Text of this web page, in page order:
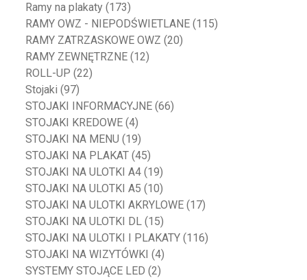
Ramy na plakaty (173)
RAMY OWZ - NIEPODŚWIETLANE (115)
RAMY ZATRZASKOWE OWZ (20)
RAMY ZEWNĘTRZNE (12)
ROLL-UP (22)
Stojaki (97)
STOJAKI INFORMACYJNE (66)
STOJAKI KREDOWE (4)
STOJAKI NA MENU (19)
STOJAKI NA PLAKAT (45)
STOJAKI NA ULOTKI A4 (19)
STOJAKI NA ULOTKI A5 (10)
STOJAKI NA ULOTKI AKRYLOWE (17)
STOJAKI NA ULOTKI DL (15)
STOJAKI NA ULOTKI I PLAKATY (116)
STOJAKI NA WIZYTÓWKI (4)
SYSTEMY STOJĄCE LED (2)